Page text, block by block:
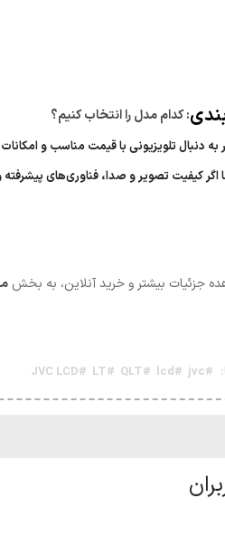
: کدام مدل را انتخاب کنیم؟
به دنبال تلویزیونی با قیمت مناسب و
اگر کیفیت تصویر و صدا، فناوری‌های
جزئیات بیشتر و خرید آنلاین، به بخش
#jvc
#lcd
#QLT
#LT
#JVC LCD